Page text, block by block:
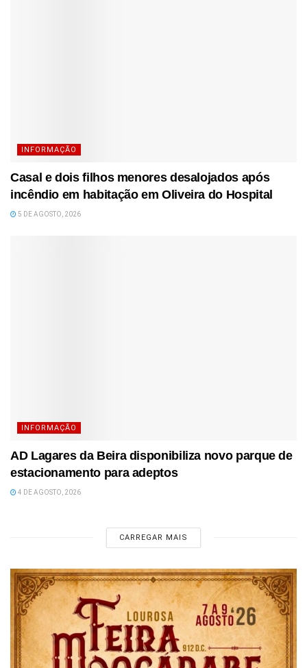
INFORMAÇÃO
Casal e dois filhos menores desalojados após
incêndio em habitação em Oliveira do Hospital
5 DE AGOSTO, 2026
INFORMAÇÃO
AD Lagares da Beira disponibiliza novo parque de
estacionamento para adeptos
4 DE AGOSTO, 2026
CARREGAR MAIS